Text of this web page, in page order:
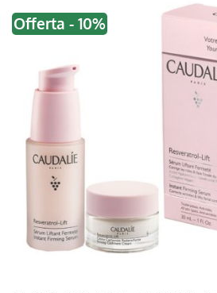
Offerta - 10%